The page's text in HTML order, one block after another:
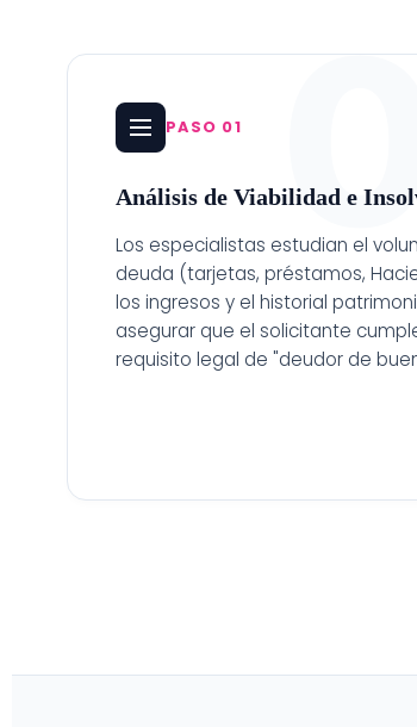
PASO 01
Análisis de Viabilidad e
Los especialistas estudian el
deuda (tarjetas, préstamos,
los ingresos y el historial
asegurar que el solicitante
requisito legal de "deudor de